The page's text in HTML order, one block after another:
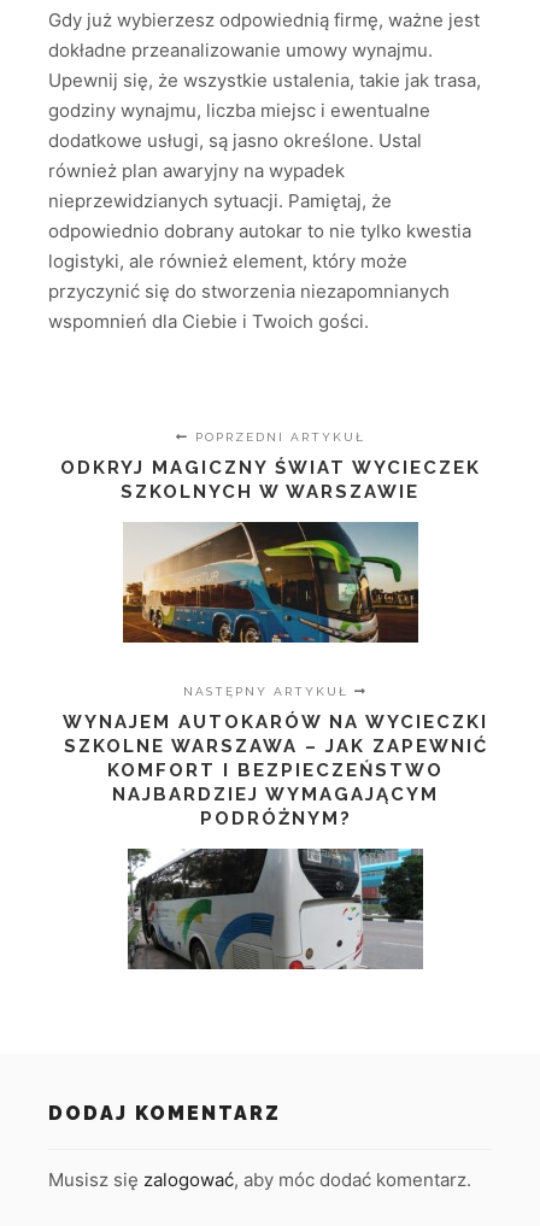
Gdy już wybierzesz odpowiednią firmę, ważne jest
dokładne przeanalizowanie umowy wynajmu.
Upewnij się, że wszystkie ustalenia, takie jak trasa,
godziny wynajmu, liczba miejsc i ewentualne
dodatkowe usługi, są jasno określone. Ustal
również plan awaryjny na wypadek
nieprzewidzianych sytuacji. Pamiętaj, że
odpowiednio dobrany autokar to nie tylko kwestia
logistyki, ale również element, który może
przyczynić się do stworzenia niezapomnianych
wspomnień dla Ciebie i Twoich gości.
POPRZEDNI ARTYKUŁ
ODKRYJ MAGICZNY ŚWIAT WYCIECZEK
SZKOLNYCH W WARSZAWIE
NASTĘPNY ARTYKUŁ
WYNAJEM AUTOKARÓW NA WYCIECZKI
SZKOLNE WARSZAWA – JAK ZAPEWNIĆ
KOMFORT I BEZPIECZEŃSTWO
NAJBARDZIEJ WYMAGAJĄCYM
PODRÓŻNYM?
DODAJ KOMENTARZ
Musisz się zalogować, aby móc dodać komentarz.